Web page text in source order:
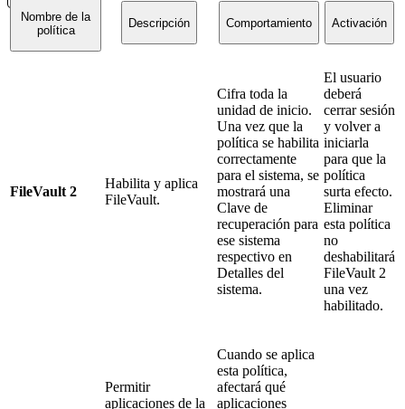
Nombre de la
política
Descripción Comportamiento Activación
FileVault 2
Habilita y aplica
FileVault.
Cifra toda la
unidad de inicio.
Una vez que la
política se habilita
correctamente
para el sistema, se
mostrará una
Clave de
recuperación para
ese sistema
respectivo en
Detalles del
sistema.
El usuario
deberá
cerrar sesión
y volver a
iniciarla
para que la
política
surta efecto.
Eliminar
esta política
no
deshabilitará
FileVault 2
una vez
habilitado.
Permitir
aplicaciones de la
Cuando se aplica
esta política,
afectará qué
aplicaciones